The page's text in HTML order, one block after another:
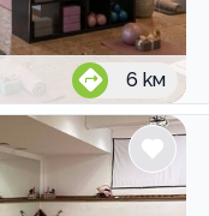
6 км